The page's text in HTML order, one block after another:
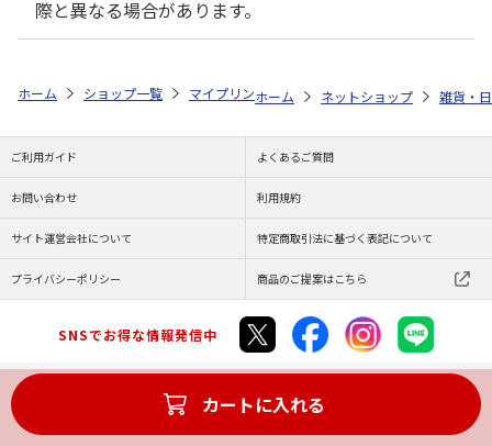
際と異なる場合があります。
カートに入れる
ホーム ショップ一覧 マイプリント シルエットプレート【秋田犬
ホーム ネットショップ 雑貨・
ご利用ガイド よくあるご質問
お問い合わせ 利用規約
サイト運営会社について 特定商取引法に基づく表記について
プライバシーポリシー 商品のご提案はこちら
SNSでお得な情報発信中